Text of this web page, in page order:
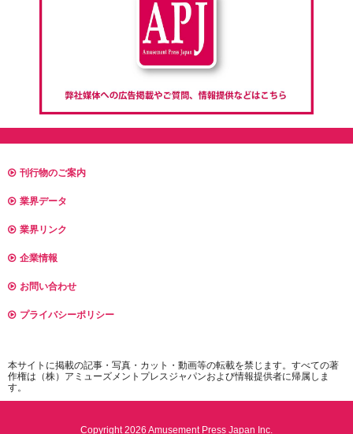
刊行物のご案内
業界データ
業界リンク
企業情報
お問い合わせ
プライバシーポリシー
本サイトに掲載の記事・写真・カット・動画等の転載を禁じます。すべての著
作権は（株）アミューズメントプレスジャパンおよび情報提供者に帰属しま
す。
Copyright 2026 Amusement Press Japan Inc.